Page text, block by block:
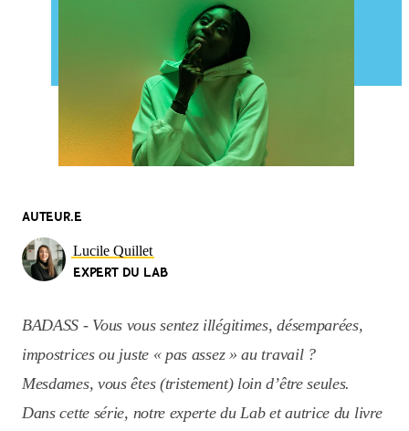
AUTEUR.E
Lucile Quillet
EXPERT DU LAB
BADASS - Vous vous sentez illégitimes, désemparées,
impostrices ou juste « pas assez » au travail ?
Mesdames, vous êtes (tristement) loin d’être seules.
Dans cette série, notre experte du Lab et autrice du livre